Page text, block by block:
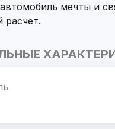
мечты и
расчет.